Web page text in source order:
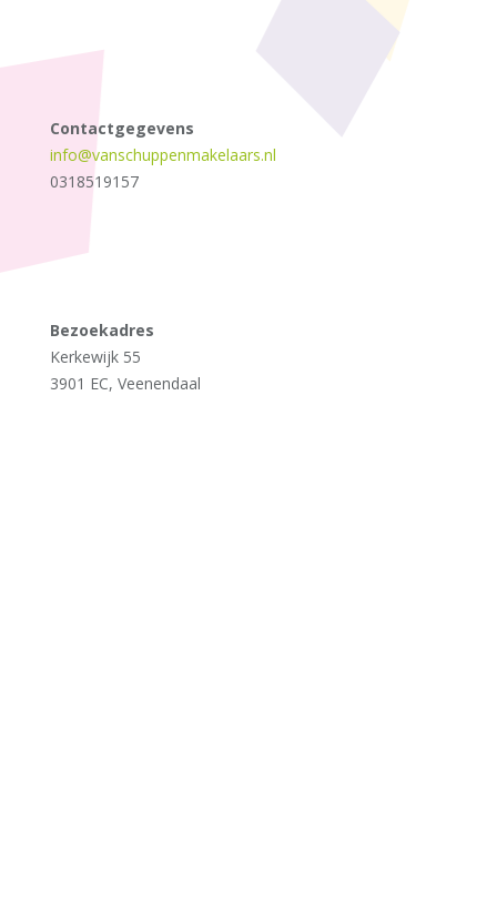
Contactgegevens
info@vanschuppenmakelaars.nl
0318519157
Bezoekadres
Kerkewijk 55
3901 EC, Veenendaal